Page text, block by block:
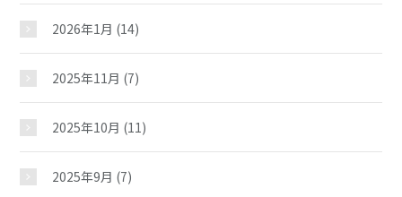
2026年1月 (14)
2025年11月 (7)
2025年10月 (11)
2025年9月 (7)